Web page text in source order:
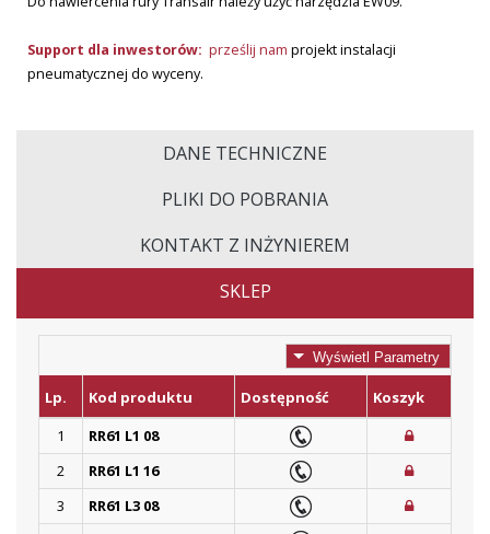
Support dla inwestorów: prześlij nam projekt instalacji
pneumatycznej do wyceny.
DANE TECHNICZNE
PLIKI DO POBRANIA
KONTAKT Z INŻYNIEREM
SKLEP
Wyświetl Parametry
Lp. Kod produktu Dostępność
Koszyk
1
RR61 L1 08
2
RR61 L1 16
3
RR61 L3 08